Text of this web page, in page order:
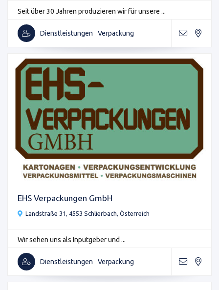
Seit über 30 Jahren produzieren wir für unsere ...
Dienstleistungen Verpackung
EHS Verpackungen GmbH
Landstraße 31, 4553 Schlierbach, Österreich
Wir sehen uns als Inputgeber und ...
Dienstleistungen Verpackung